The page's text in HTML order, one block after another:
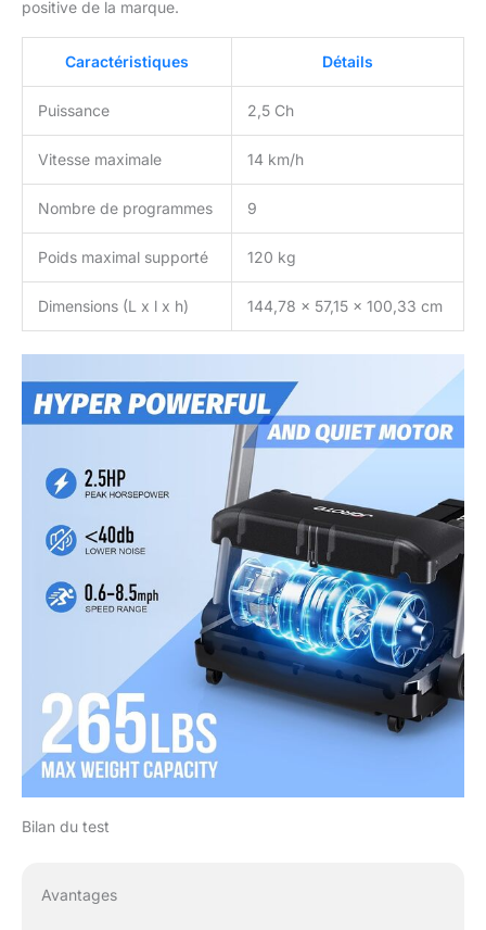
positive de la marque.
Caractéristiques Détails
Puissance 2,5 Ch
Vitesse maximale 14 km/h
Nombre de programmes 9
Poids maximal supporté 120 kg
Dimensions (L x l x h) 144,78 x 57,15 x 100,33 cm
Bilan du test
Avantages